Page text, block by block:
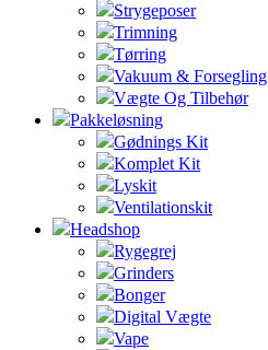
Strygeposer
Trimning
Tørring
Vakuum & Forsegling
Vægte Og Tilbehør
Pakkeløsning
Gødnings Kit
Komplet Kit
Lyskit
Ventilationskit
Headshop
Rygegrej
Grinders
Bonger
Digital Vægte
Vape